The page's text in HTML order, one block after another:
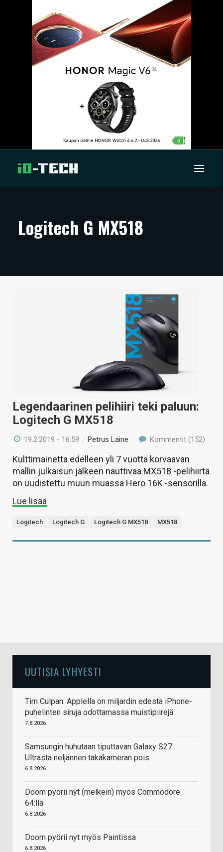
ARTIKKELIT
TECHBBS
HAKU
Logitech G MX518
Legendaarinen pelihiiri teki paluun:
Logitech G MX518
19.2.2019 - 16:59 /Petrus Laine Kommentit (152)
Kulttimainetta edelleen yli 7 vuotta korvaavan
mallin julkaisun jälkeen nauttivaa MX518 -pelihiirtä
on uudistettu muun muassa Hero 16K -sensorilla.
Lue lisää
Logitech Logitech G Logitech G MX518 MX518
UUTISIA LYHYESTI
Tim Culpan: Applella on miljardin edestä iPhone-
puhelinten siruja odottamassa muistipiirejä
7.8.2026
Samsungin huhutaan tiputtavan Galaxy S27
Ultrasta neljännen takakameran pois
6.8.2026
Doom pyörii nyt (melkein) myös Commodore
64:llä
6.8.2026
Doom pyörii nyt myös Paintissa
6.8.2026